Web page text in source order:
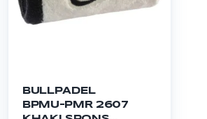
BULLPADEL
BPMU-PMR 2607